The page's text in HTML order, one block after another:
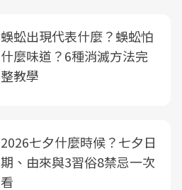
蜈蚣出現代表什麼？蜈蚣怕
什麼味道？6種消滅方法完
整教學
2026七夕什麼時候？七夕日
期、由來與3習俗8禁忌一次
看